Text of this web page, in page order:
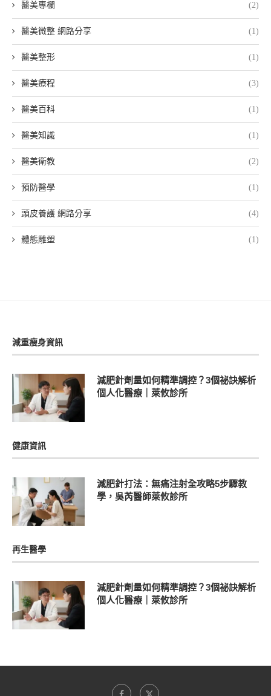
醫美專欄 (2)
醫美微整 網路分享 (1)
醫美整形 (1)
醫美療程 (3)
醫美百科 (1)
醫美知識 (1)
醫美衛教 (2)
預防醫學 (1)
頭皮養護 網路分享 (4)
體態雕塑 (1)
減重瘦身資訊
減肥針劑量如何精準調控？3個祕訣解析
個人化醫療｜萊攸診所
健康資訊
減肥針打法：無痛注射全攻略5步驟教
學，吳芮醫師萊攸診所
再生醫學
減肥針劑量如何精準調控？3個祕訣解析
個人化醫療｜萊攸診所